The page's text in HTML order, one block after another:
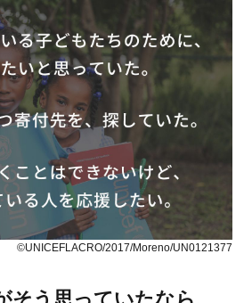
©UNICEFLACRO/2017/Moreno/UN0121377